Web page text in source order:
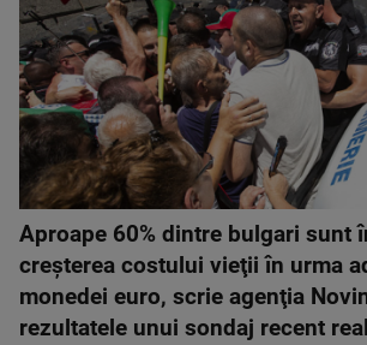
Aproape 60% dintre bulgari sunt
creşterea costului vieţii în urma
monedei euro, scrie agenţia
rezultatele unui sondaj recent